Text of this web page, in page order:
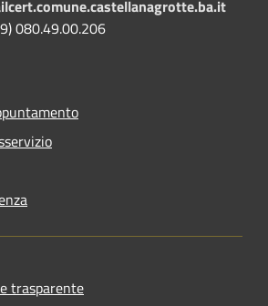
080.49.00.206
trasparente